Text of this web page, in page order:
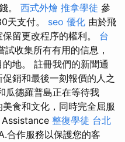
。 西式外燴 推拿學徒 參
天支付。 seo 優化 由於飛
留更改程序的權利。 台
試收集所有有用的信息，
地。 註冊我們的新聞通
銷和最後一刻報價的人之
瓜德羅普島正在等待我
食和文化，同時完全屈服
整復學徒 台北
合作服務以保護您的客